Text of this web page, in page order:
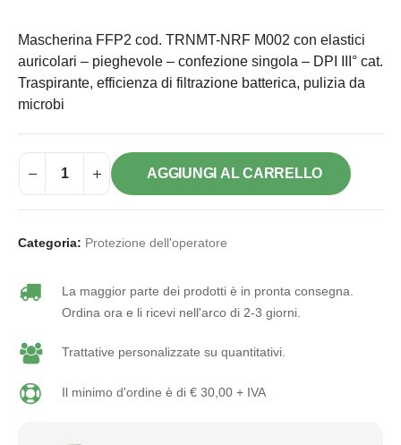
Mascherina FFP2 cod. TRNMT-NRF M002 con elastici
auricolari – pieghevole – confezione singola – DPI III° cat.
Traspirante, efficienza di filtrazione batterica, pulizia da
microbi
AGGIUNGI AL CARRELLO
Categoria: Protezione dell'operatore
La maggior parte dei prodotti è in pronta consegna.
Ordina ora e li ricevi nell'arco di 2-3 giorni.
Trattative personalizzate su quantitativi.
Il minimo d'ordine è di € 30,00 + IVA